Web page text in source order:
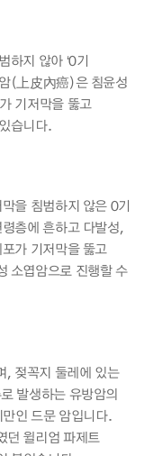
하지 않아 ‘0기
(上皮內癌)은 침윤성
기저막을 뚫고
습니다.
을 침범하지 않은 0기
층에 흔하고 다발성,
가 기저막을 뚫고
소엽암으로 진행할 수
젖꼭지 둘레에 있는
발생하는 유방암의
인 드문 암입니다.
던 윌리엄 파제트